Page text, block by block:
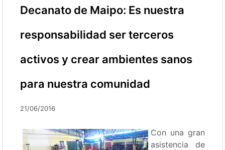
Decanato de Maipo: Es nuestra
responsabilidad ser terceros
activos y crear ambientes sanos
para nuestra comunidad
21/06/2016
Con una gran
asistencia de